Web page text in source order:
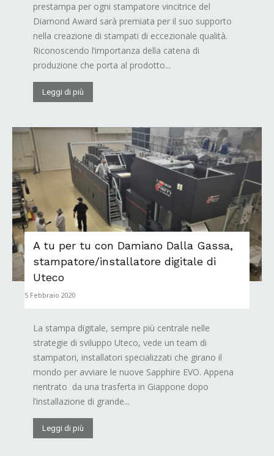
prestampa per ogni stampatore vincitrice del
Diamond Award sarà premiata per il suo supporto
nella creazione di stampati di eccezionale qualità.
Riconoscendo l’importanza della catena di
produzione che porta al prodotto...
Leggi di più
A tu per tu con Damiano Dalla Gassa,
stampatore/installatore digitale di
Uteco
5 Febbraio 2020
La stampa digitale, sempre più centrale nelle
strategie di sviluppo Uteco, vede un team di
stampatori, installatori specializzati che girano il
mondo per avviare le nuove Sapphire EVO. Appena
rientrato da una trasferta in Giappone dopo
l’installazione di grande...
Leggi di più